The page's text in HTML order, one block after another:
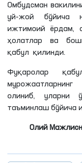
Омбудсман
уй-жой бўйича
ижтимоий ёрдам,
ҳолатлар ва
қабул қилинди.
Фуқаролар
олиниб, уларни
таъминлаш бўйича
Олий